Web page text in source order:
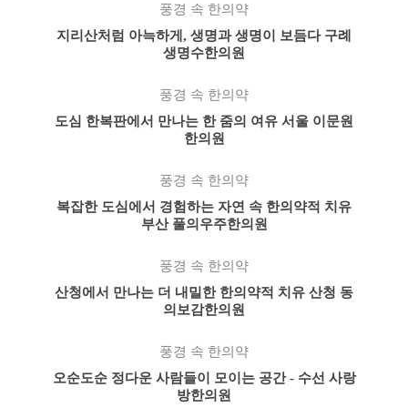
풍경 속 한의약
지리산처럼 아늑하게, 생명과 생명이 보듬다 구례
생명수한의원
풍경 속 한의약
도심 한복판에서 만나는 한 줌의 여유 서울 이문원
한의원
풍경 속 한의약
복잡한 도심에서 경험하는 자연 속 한의약적 치유
부산 풀의우주한의원
풍경 속 한의약
산청에서 만나는 더 내밀한 한의약적 치유 산청 동
의보감한의원
풍경 속 한의약
오순도순 정다운 사람들이 모이는 공간 - 수선 사랑
방한의원